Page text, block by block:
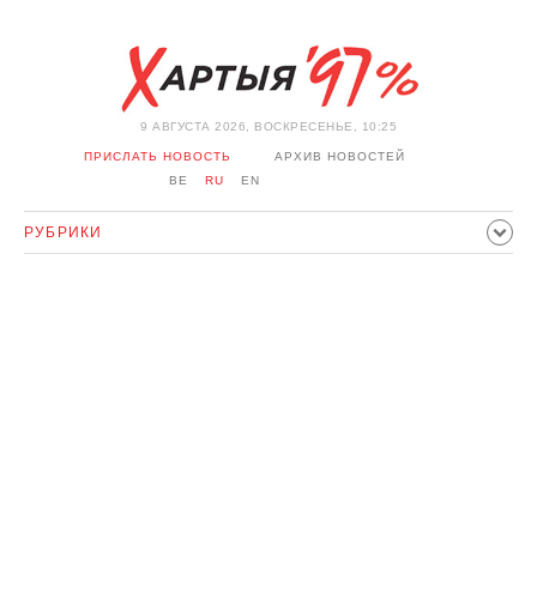
9 АВГУСТА 2026, ВОСКРЕСЕНЬЕ, 10:25
ПРИСЛАТЬ НОВОСТЬ
АРХИВ НОВОСТЕЙ
BE
RU EN
РУБРИКИ